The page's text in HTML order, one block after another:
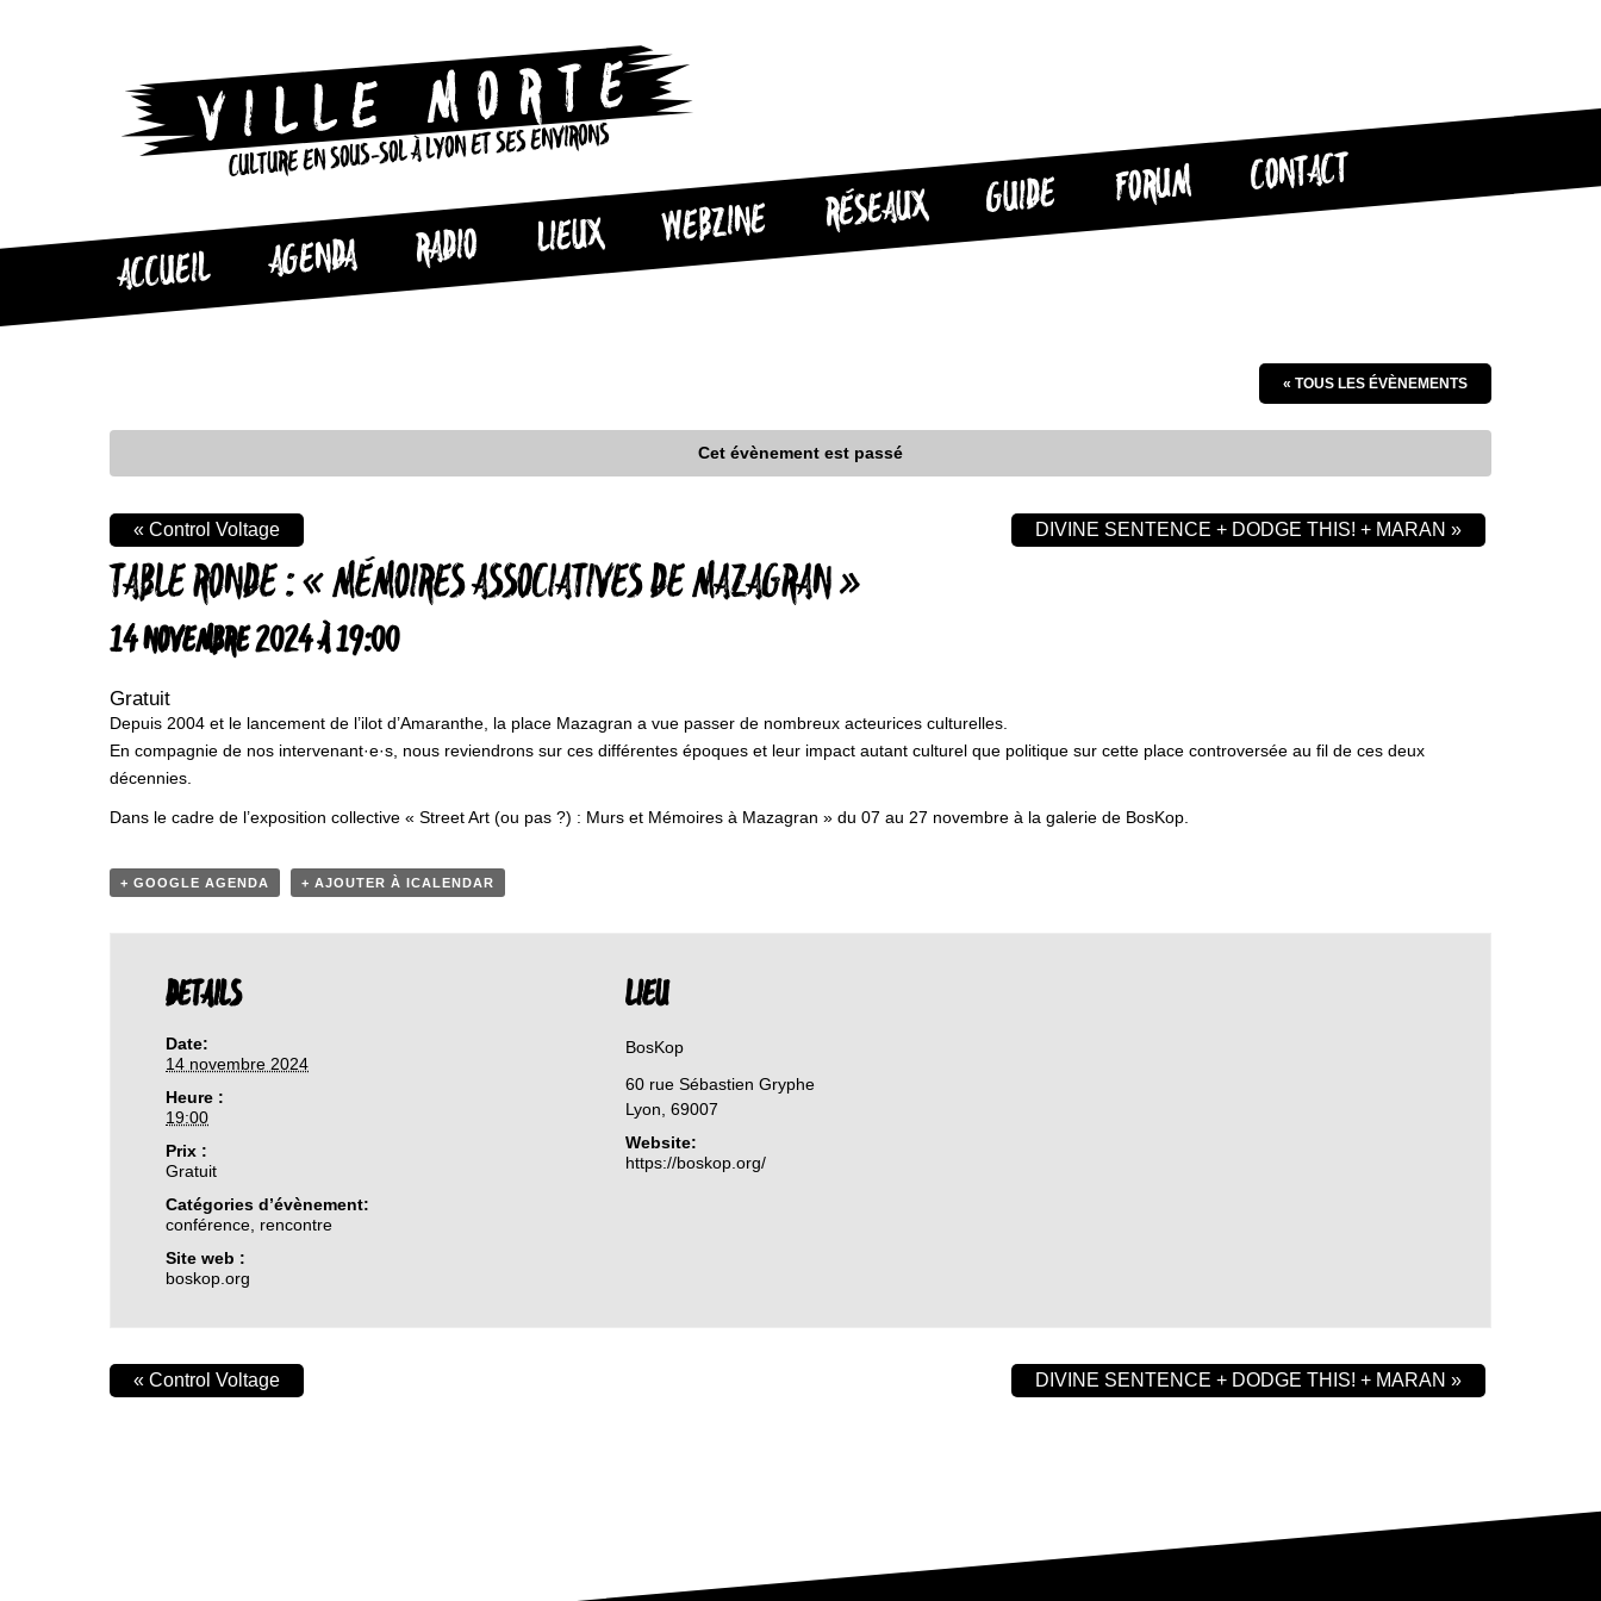
CULTURE EN SOUS-SOL À LYON ET SES ENVIRONS
ACCUEIL AGENDA RADIO LIEUX WEBZINE RÉSEAUX GUIDE FORUM CONTACT
« TOUS LES ÉVÈNEMENTS
Cet évènement est passé
TABLE RONDE : « MÉMOIRES ASSOCIATIVES DE MAZAGRAN »
14 NOVEMBRE 2024 À 19:00
Gratuit
« Control Voltage DIVINE SENTENCE + DODGE THIS! + MARAN »
Depuis 2004 et le lancement de l’ilot d’Amaranthe, la place Mazagran a vue passer de nombreux acteurices culturelles.
En compagnie de nos intervenant·e·s, nous reviendrons sur ces différentes époques et leur impact autant culturel que politique sur cette place controversée au fil de ces deux
décennies.
Dans le cadre de l’exposition collective « Street Art (ou pas ?) : Murs et Mémoires à Mazagran » du 07 au 27 novembre à la galerie de BosKop.
+ GOOGLE AGENDA + AJOUTER À ICALENDAR
DETAILS
Date:
14 novembre 2024
Heure :
19:00
Prix :
Gratuit
Catégories d’évènement:
conférence rencontre
Site web :
boskop.org
LIEU
BosKop
60 rue Sébastien Gryphe
Lyon 69007
Website:
https://boskop.org/
« Control Voltage DIVINE SENTENCE + DODGE THIS! + MARAN »